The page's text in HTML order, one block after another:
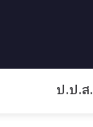
ป.ป.ส